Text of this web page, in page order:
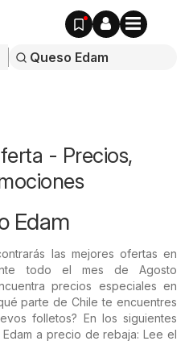
- Precios,
Edam
las mejores ofertas en
todo el mes de Agosto
precios especiales en
parte de Chile te encuentres
folletos? En los siguientes
a precio de rebaja: Lee el